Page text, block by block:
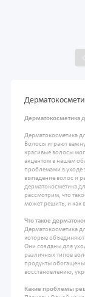
Дерматокосметика
Дерматокосметика
Волосы играют
красивые волосы
акцентом в нашем
проблемами в уходе
выпадение волос и
дерматокосметика
рассмотрим, что
может решить, и как
Что такое
Дерматокосметика
которые объединяют
Они созданы для
различных типов
продукты
восстановлению,
Какие проблемы